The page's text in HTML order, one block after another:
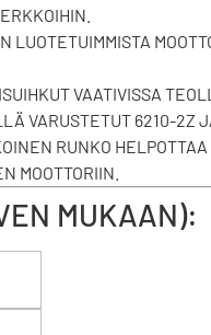
LUOTETUIMMISTA
VAATIVISSA
VARUSTETUT 6210-2Z
RUNKO
MOOTTORIIN.
MUKAAN):